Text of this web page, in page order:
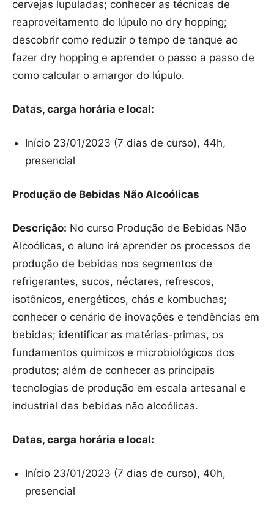
cervejas lupuladas; conhecer as técnicas de
reaproveitamento do lúpulo no dry hopping;
descobrir como reduzir o tempo de tanque ao
fazer dry hopping e aprender o passo a passo de
como calcular o amargor do lúpulo.
Datas, carga horária e local:
Início 23/01/2023 (7 dias de curso), 44h,
presencial
Produção de Bebidas Não Alcoólicas
Descrição: No curso Produção de Bebidas Não
Alcoólicas, o aluno irá aprender os processos de
produção de bebidas nos segmentos de
refrigerantes, sucos, néctares, refrescos,
isotônicos, energéticos, chás e kombuchas;
conhecer o cenário de inovações e tendências em
bebidas; identificar as matérias-primas, os
fundamentos químicos e microbiológicos dos
produtos; além de conhecer as principais
tecnologias de produção em escala artesanal e
industrial das bebidas não alcoólicas.
Datas, carga horária e local:
Início 23/01/2023 (7 dias de curso), 40h,
presencial